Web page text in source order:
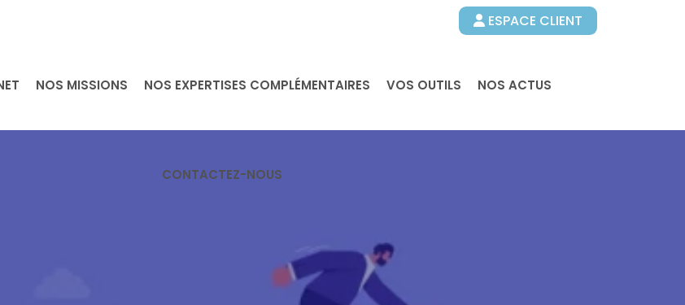
ESPACE CLIENT
NOS MISSIONS NOS EXPERTISES COMPLÉMENTAIRES VOS OUTILS NOS ACTUS
CONTACTEZ-NOUS